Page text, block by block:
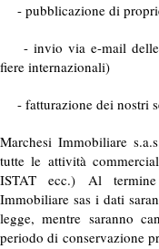
- pubblicazione di
- invio via e-mail delle
fiere internazionali)
- fatturazione dei nostri
Marchesi Immobiliare
tutte le attività
ISTAT ecc.) Al
Immobiliare sas i dati
legge, mentre saranno
periodo di conservazione